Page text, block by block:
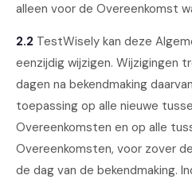
alleen voor de Overeenkomst
2.2 TestWisely kan deze
eenzijdig wijzigen. Wijzigingen
dagen na bekendmaking
toepassing op alle nieuwe
Overeenkomsten en op alle
Overeenkomsten, voor zover
de dag van de bekendmaking.